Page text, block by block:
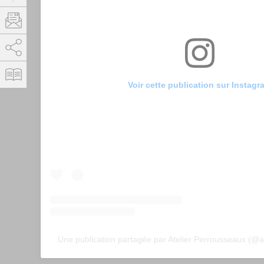
Voir cette publication sur
Une publication partagée par Atelier Perrousseaux